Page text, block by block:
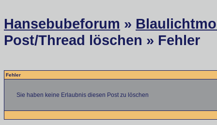
Hansebubeforum »
Post/Thread löschen » Fehler
Fehler
Sie haben keine Erlaubnis diesen Post zu löschen